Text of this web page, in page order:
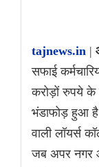
tajnews.in |
सफाई
करोड़ों रुपये
भंडाफोड़ हुआ
वाली लॉयर्स
जब अपर नगर